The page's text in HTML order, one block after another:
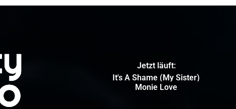
Jetzt läuft:
It's A Shame (My Sister)
Monie Love